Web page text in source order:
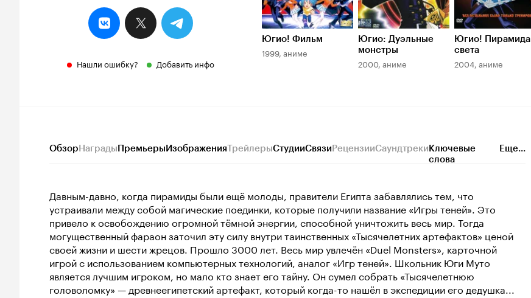
Нашли ошибку? Добавить инфо
Югио! Фильм
1999, аниме
Югио: Дуэльные
монстры
2000, аниме
Югио! Пирамида
света
2004, аниме
ОбзорНаградыПремьерыИзображенияТрейлерыСтудииСвязиРецензииСаундтрекиКлючевые
слова
Еще...
Давным-давно, когда пирамиды были ещё молоды, правители Египта забавлялись тем, что
устраивали между собой магические поединки, которые получили название «Игры теней». Это
привело к освобождению огромной тёмной энергии, способной уничтожить весь мир. Тогда
могущественный фараон заточил эту силу внутри таинственных «Тысячелетних артефактов» ценой
своей жизни и шести жрецов. Прошло 3000 лет. Весь мир увлечён «Duel Monsters», карточной
игрой с использованием компьютерных технологий, аналог «Игр теней». Школьник Юги Муто
является лучшим игроком, но мало кто знает его тайну. Он сумел собрать «Тысячелетнюю
головоломку» — древнеегипетский артефакт, который когда-то нашёл в экспедиции его дедушка...